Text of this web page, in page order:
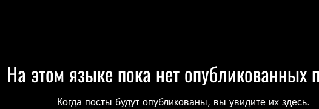
На этом языке пока нет опубликованных
Когда посты будут опубликованы, вы увидите их здесь.